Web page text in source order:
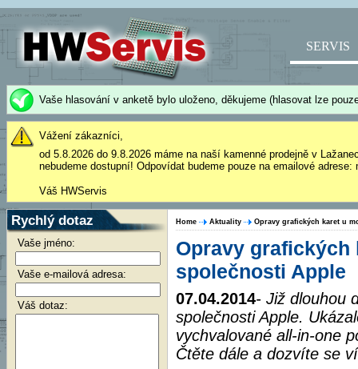
SERVIS
Vaše hlasování v anketě bylo uloženo, děkujeme (hlasovat lze
Vážení zákazníci,
od 5.8.2026 do 9.8.2026 máme na naší kamenné prodejně v
nebudeme dostupní! Odpovídat budeme pouze na emailové
Váš HWServis
Rychlý dotaz
Vaše jméno:
Vaše e-mailová adresa:
Váš dotaz:
Home Aktuality Opravy grafických karet u
Opravy grafických
společnosti Apple
07.04.2014- Již dlouhou
společnosti Apple.
vychvalované all-in-one
Čtěte dále a dozvíte se